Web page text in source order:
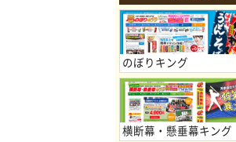
のぼりキング
横断幕・懸垂幕キング